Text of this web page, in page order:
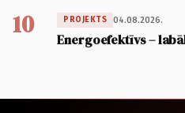
10 PROJEKTS 04.08.2026.
Energoefektīvs –